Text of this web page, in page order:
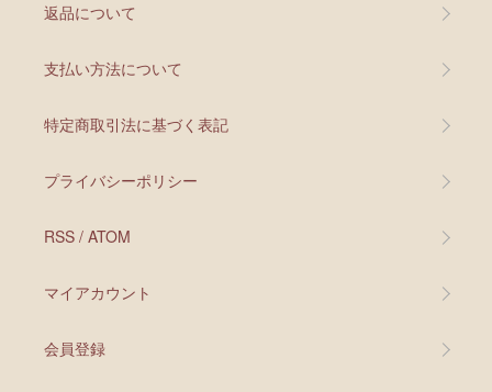
返品について
支払い方法について
特定商取引法に基づく表記
プライバシーポリシー
RSS / ATOM
マイアカウント
会員登録